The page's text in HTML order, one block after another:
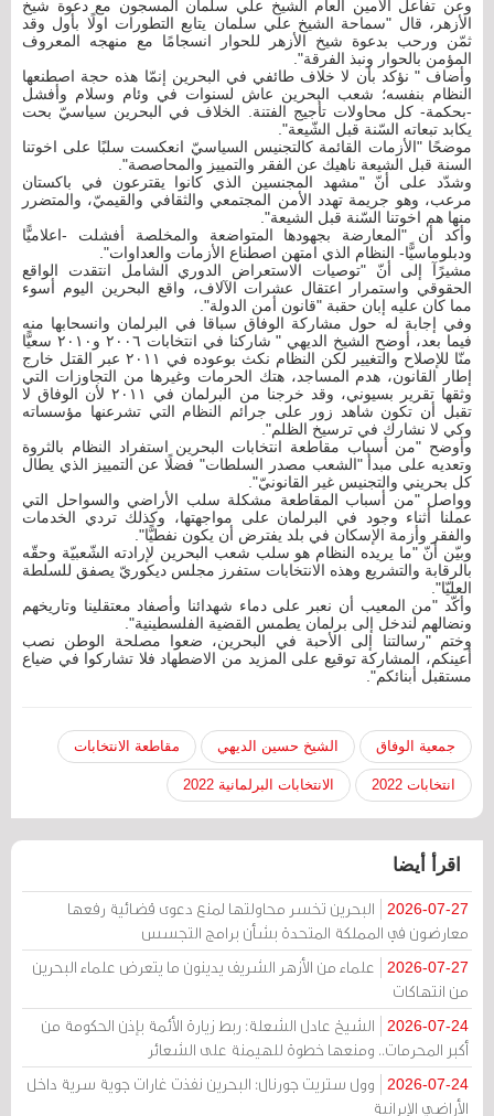
وعن تفاعل الأمين العام الشيخ علي سلمان المسجون مع دعوة شيخ
الأزهر، قال "سماحة الشيخ علي سلمان يتابع التطورات اولًا بأول وقد
ثمّن ورحب بدعوة شيخ الأزهر للحوار انسجامًا مع منهجه المعروف
المؤمن بالحوار ونبذ الفرقة".
وأضاف " نؤكد بأن لا خلاف طائفي في البحرين إنمّا هذه حجة اصطنعها
النظام بنفسه؛ شعب البحرين عاش لسنوات في وئام وسلام وأفشل
-بحكمة- كل محاولات تأجيج الفتنة. الخلاف في البحرين سياسيّ بحت
يكابد تبعاته السّنة قبل الشّيعة".
موضحًا "الأزمات القائمة كالتجنيس السياسيّ انعكست سلبًا على اخوتنا
السنة قبل الشيعة ناهيك عن الفقر والتمييز والمحاصصة".
وشدّد على أنّ "مشهد المجنسين الذي كانوا يقترعون في باكستان
مرعب، وهو جريمة تهدد الأمن المجتمعي والثقافي والقيميّ، والمتضرر
منها هم اخوتنا السّنة قبل الشيعة".
وأكد أن "المعارضة بجهودها المتواضعة والمخلصة أفشلت -اعلاميًّا
ودبلوماسيًّا- النظام الذي امتهن اصطناع الأزمات والعداوات".
مشيرًآ إلى أنّ "توصيات الاستعراض الدوري الشامل انتقدت الواقع
الحقوقي واستمرار اعتقال عشرات الآلاف، واقع البحرين اليوم أسوء
مما كان عليه إبان حقبة "قانون أمن الدولة".
وفي إجابة له حول مشاركة الوفاق سباقا في البرلمان وانسحابها منه
فيما بعد، أوضح الشيخ الديهي " شاركنا في انتخابات ٢٠٠٦ و٢٠١٠ سعيًّا
منّا للإصلاح والتغيير لكن النظام نكث بوعوده في ٢٠١١ عبر القتل خارج
إطار القانون، هدم المساجد، هتك الحرمات وغيرها من التجاوزات التي
وثقها تقرير بسيوني، وقد خرجنا من البرلمان في ٢٠١١ لأن الوفاق لا
تقبل أن تكون شاهد زور على جرائم النظام التي تشرعنها مؤسساته
وكي لا نشارك في ترسيخ الظلم".
وأوضح "من أسباب مقاطعة انتخابات البحرين استفراد النظام بالثروة
وتعديه على مبدأ "الشعب مصدر السلطات" فضلًا عن التمييز الذي يطال
كل بحريني والتجنيس غير القانونيّ".
وواصل "من أسباب المقاطعة مشكلة سلب الأراضي والسواحل التي
عملنا أثناء وجود في البرلمان على مواجهتها، وكذلك تردي الخدمات
والفقر وأزمة الإسكان في بلد يفترض أن يكون نفطيًّا".
وبيّن أنّ "ما يريده النظام هو سلب شعب البحرين لإرادته الشّعبيّة وحقّه
بالرقابة والتشريع وهذه الانتخابات ستفرز مجلس ديكوريّ يصفق للسلطة
العليّا".
وأكّد "من المعيب أن نعبر على دماء شهدائنا وأصفاد معتقلينا وتاريخهم
ونضالهم لندخل إلى برلمان يطمس القضية الفلسطينية".
وختم "رسالتنا إلى الأحبة في البحرين، ضعوا مصلحة الوطن نصب
أعينكم، المشاركة توقيع على المزيد من الاضطهاد فلا تشاركوا في ضياع
مستقبل أبنائكم".
جمعية الوفاق الشيخ حسين الديهي مقاطعة الانتخابات
انتخابات 2022 الانتخابات البرلمانية 2022
اقرأ أيضا
2026-07-27
البحرين تخسر محاولتها لمنع دعوى قضائية رفعها
معارضون في المملكة المتحدة بشأن برامج التجسس
2026-07-27
علماء من الأزهر الشريف يدينون ما يتعرض علماء البحرين
من انتهاكات
2026-07-24
الشيخ عادل الشعلة: ربط زيارة الأئمة بإذن الحكومة من
أكبر المحرمات.. ومنعها خطوة للهيمنة على الشعائر
2026-07-24
وول ستريت جورنال: البحرين نفذت غارات جوية سرية داخل
الأراضي الإيرانية